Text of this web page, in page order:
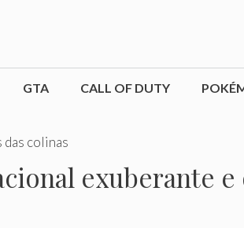
GTA CALL OF DUTY
das colinas
exuberante